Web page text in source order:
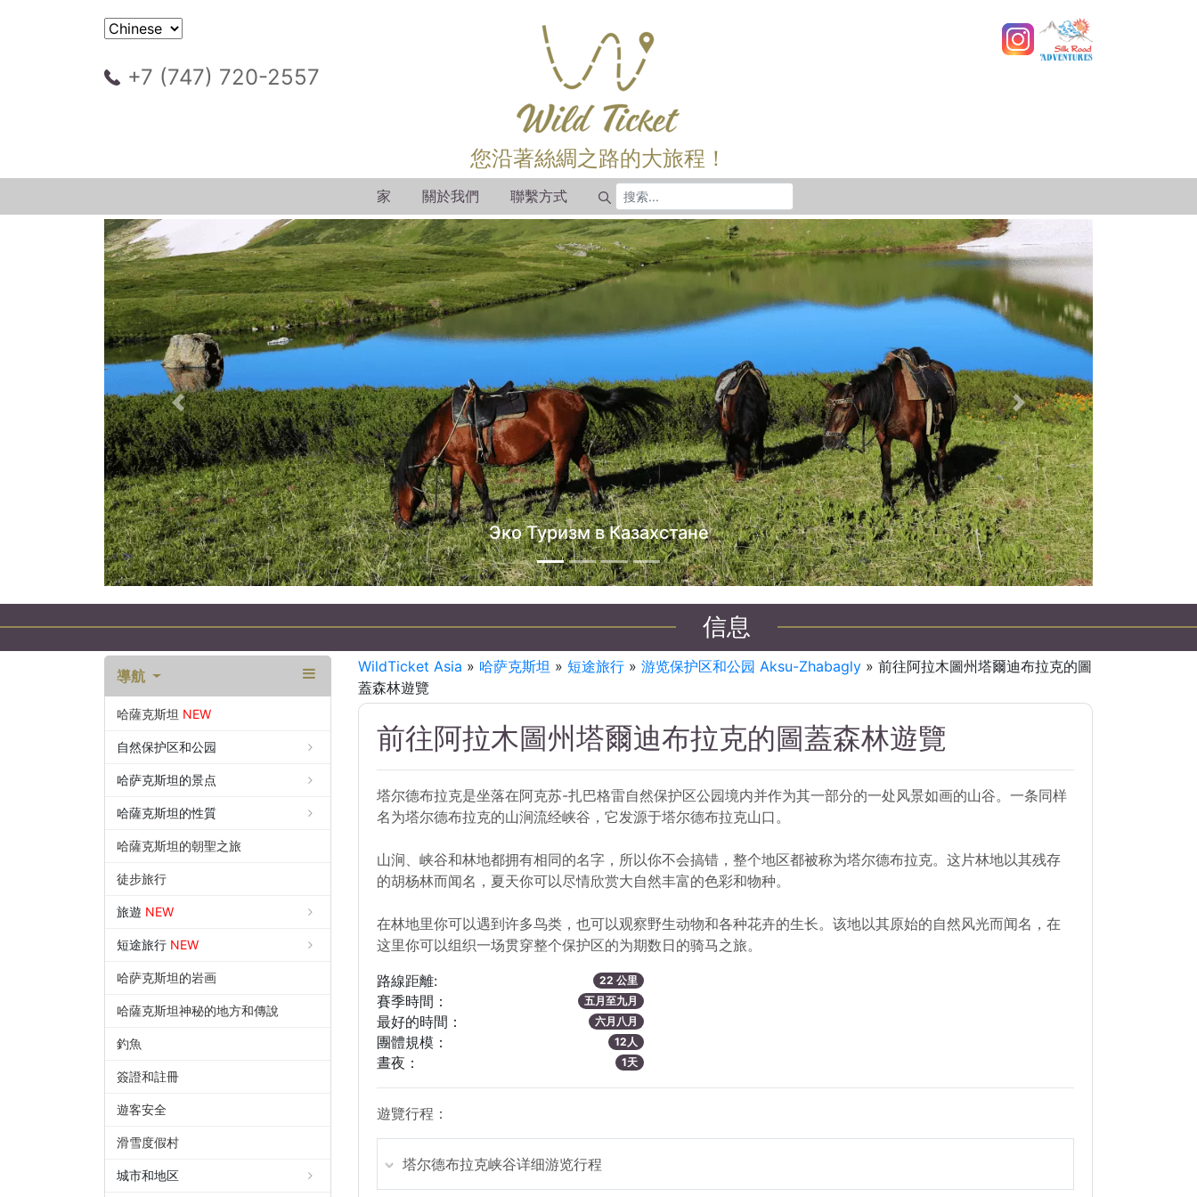
+7 (747) 720-2557
您沿著絲綢之路的大旅程！
家 關於我們 聯繫方式
哈萨克斯坦吉普车之旅
以前的 下一個
信息
導航
哈薩克斯坦 NEW
自然保护区和公园
哈萨克斯坦的景点
哈薩克斯坦的性質
哈薩克斯坦的朝聖之旅
徒步旅行
旅遊 NEW
短途旅行 NEW
哈萨克斯坦的岩画
哈薩克斯坦神秘的地方和傳說
釣魚
簽證和註冊
遊客安全
滑雪度假村
城市和地区
WildTicket Asia » 哈萨克斯坦 » 短途旅行 » 游览保护区和公园 Aksu-Zhabagly » 前往阿拉木圖州塔爾迪布拉克的圖
蓋森林遊覽
前往阿拉木圖州塔爾迪布拉克的圖蓋森林遊覽
塔尔德布拉克是坐落在阿克苏-扎巴格雷自然保护区公园境内并作为其一部分的一处风景如画的山谷。一条同样
名为塔尔德布拉克的山涧流经峡谷，它发源于塔尔德布拉克山口。
山涧、峡谷和林地都拥有相同的名字，所以你不会搞错，整个地区都被称为塔尔德布拉克。这片林地以其残存
的胡杨林而闻名，夏天你可以尽情欣赏大自然丰富的色彩和物种。
在林地里你可以遇到许多鸟类，也可以观察野生动物和各种花卉的生长。该地以其原始的自然风光而闻名，在
这里你可以组织一场贯穿整个保护区的为期数日的骑马之旅。
路線距離:
22 公里
賽季時間： 五月至九月
最好的時間： 六月八月
團體規模： 12人
晝夜： 1天
遊覽行程：
塔尔德布拉克峡谷详细游览行程